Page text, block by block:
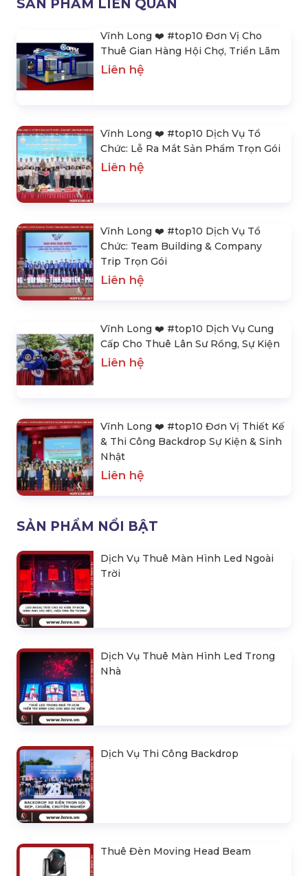
SẢN PHẨM LIÊN QUAN
Vĩnh Long ❤️️ #top10 Đơn Vị Cho
Thuê Gian Hàng Hội Chợ, Triển Lãm
Liên hệ
Vĩnh Long ❤️️ #top10 Dịch Vụ Tổ
Chức: Lễ Ra Mắt Sản Phẩm Trọn Gói
Liên hệ
Vĩnh Long ❤️️ #top10 Dịch Vụ Tổ
Chức: Team Building & Company
Trip Trọn Gói
Liên hệ
Vĩnh Long ❤️️ #top10 Dịch Vụ Cung
Cấp Cho Thuê Lân Sư Rồng, Sự Kiện
Liên hệ
Vĩnh Long ❤️️ #top10 Đơn Vị Thiết Kế
& Thi Công Backdrop Sự Kiện & Sinh
Nhật
Liên hệ
SẢN PHẨM NỔI BẬT
Dịch Vụ Thuê Màn Hình Led Ngoài
Trời
Dịch Vụ Thuê Màn Hình Led Trong
Nhà
Dịch Vụ Thi Công Backdrop
Thuê Đèn Moving Head Beam